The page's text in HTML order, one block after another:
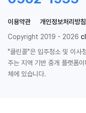
이용약관
개인정보처리방침
Copyright 2019 - 2026
"클린콜"은 입주청소 및 이사
주는 지역 기반 중개 플랫폼
체에 있습니다.